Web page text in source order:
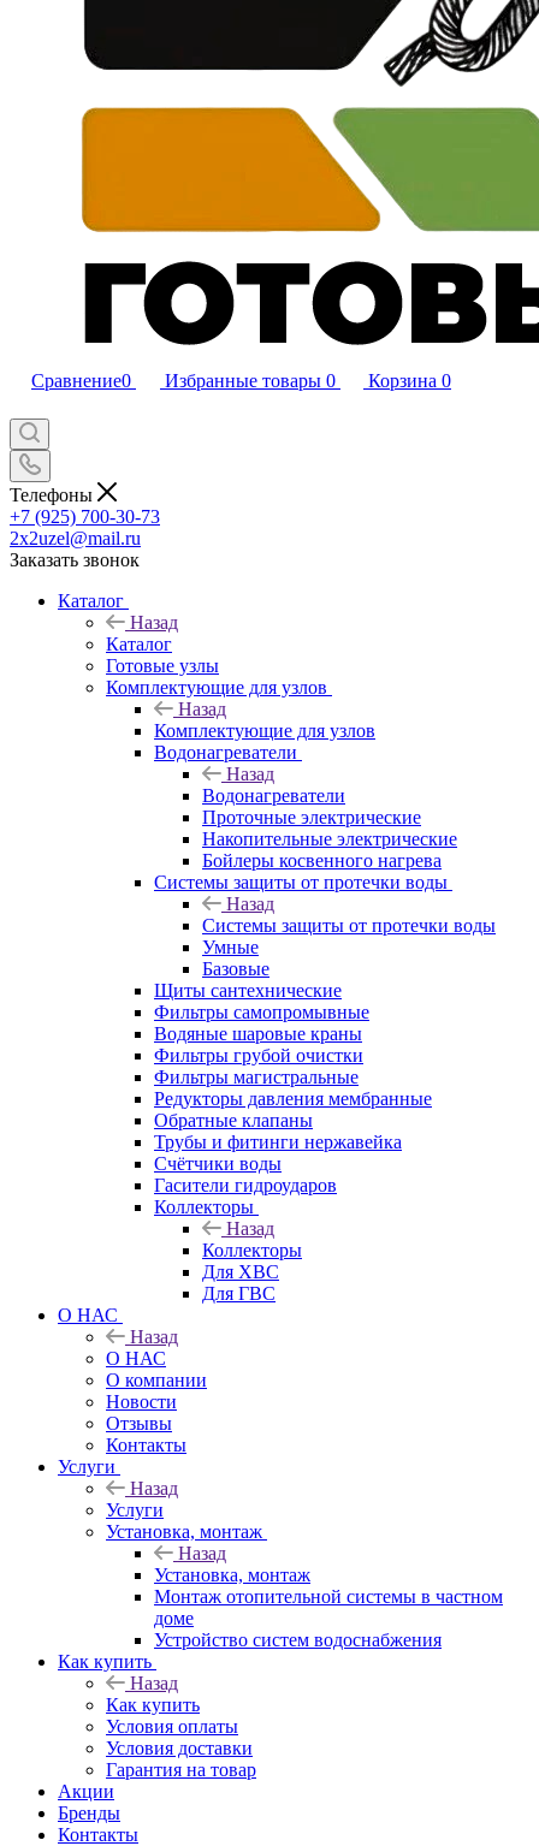
Сравнение0 Избранные товары 0 Корзина 0
Телефоны
+7 (925) 700-30-73
2x2uzel@mail.ru
Заказать звонок
Каталог
Назад
Каталог
Готовые узлы
Комплектующие для узлов
Назад
Комплектующие для узлов
Водонагреватели
Назад
Водонагреватели
Проточные электрические
Накопительные электрические
Бойлеры косвенного нагрева
Системы защиты от протечки воды
Назад
Системы защиты от протечки воды
Умные
Базовые
Щиты сантехнические
Фильтры самопромывные
Водяные шаровые краны
Фильтры грубой очистки
Фильтры магистральные
Редукторы давления мембранные
Обратные клапаны
Трубы и фитинги нержавейка
Счётчики воды
Гасители гидроударов
Коллекторы
Назад
Коллекторы
Для ХВС
Для ГВС
О НАС
Назад
О НАС
О компании
Новости
Отзывы
Контакты
Услуги
Назад
Услуги
Установка, монтаж
Назад
Установка, монтаж
Монтаж отопительной системы в частном
доме
Устройство систем водоснабжения
Как купить
Назад
Как купить
Условия оплаты
Условия доставки
Гарантия на товар
Акции
Бренды
Контакты